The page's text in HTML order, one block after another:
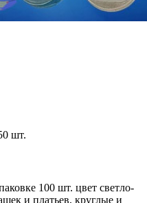
шт.
100 шт. цвет светло-
и платьев, круглые и